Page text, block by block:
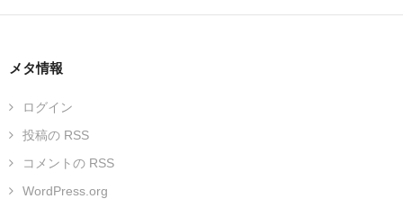
メタ情報
ログイン
投稿の RSS
コメントの RSS
WordPress.org